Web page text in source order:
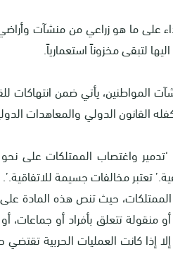
على ما هو زراعي من منشآت
لتبقى مخزوناً استعمارياً.
المواطنين، يأتي ضمن انتهاكات
القانون الدولي والمعاهدات
أن ‘تدمير واغتصاب الممتلكات على
تعتبر مخالفات جسيمة للاتفاقية.’.
جنيف الرابعة لعام 1948 تحرم تدمير الممتلكات، حيث تنص هذه
منقولة تتعلق بأفراد أو جماعات،
إذا كانت العمليات الحربية تقتضي